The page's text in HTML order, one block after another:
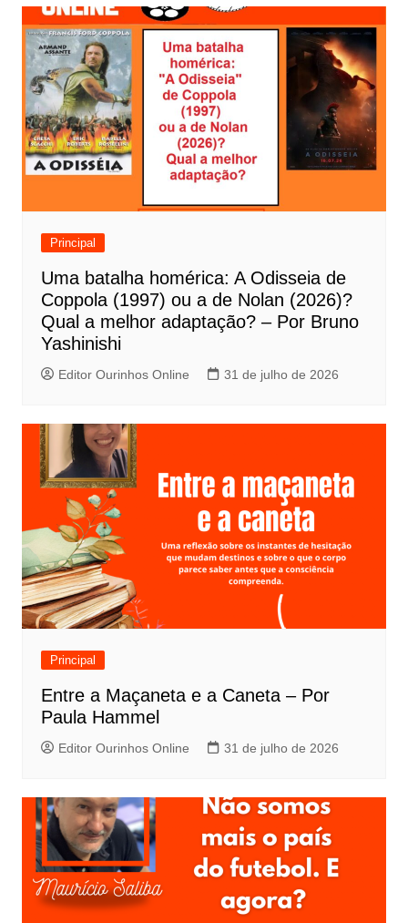
v
e
g
a
ç
ã
o
d
Principal
Uma batalha homérica: A Odisseia de
Coppola (1997) ou a de Nolan (2026)?
Qual a melhor adaptação? – Por Bruno
Yashinishi
Editor Ourinhos Online 31 de julho de 2026
Principal
Entre a Maçaneta e a Caneta – Por
Paula Hammel
Editor Ourinhos Online 31 de julho de 2026